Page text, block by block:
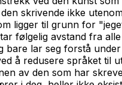
skrivende ikke
ligger til grunn for
følgelig avstand fra
lar seg forstå
å redusere språket til
av den som har